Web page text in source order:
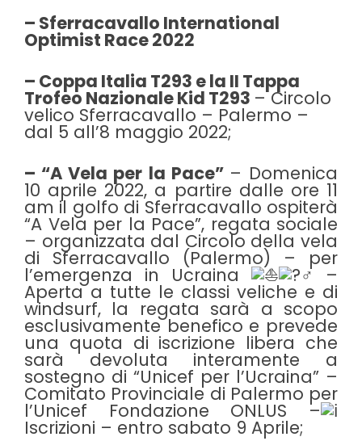
– Sferracavallo International
Optimist Race 2022
– Coppa Italia T293 e la II Tappa
Trofeo Nazionale Kid T293 – Circolo
velico Sferracavallo – Palermo –
dal 5 all’8 maggio 2022;
– “A Vela per la Pace” – Domenica
10 aprile 2022, a partire dalle ore 11
am il golfo di Sferracavallo ospiterà
“A Vela per la Pace”, regata sociale
– organizzata dal Circolo della vela
di Sferracavallo (Palermo) – per
l’emergenza in Ucraina –
Aperta a tutte le classi veliche e di
windsurf, la regata sarà a scopo
esclusivamente benefico e prevede
una quota di iscrizione libera che
sarà devoluta interamente a
sostegno di “Unicef per l’Ucraina” –
Comitato Provinciale di Palermo per
l’Unicef Fondazione ONLUS –
Iscrizioni – entro sabato 9 Aprile;